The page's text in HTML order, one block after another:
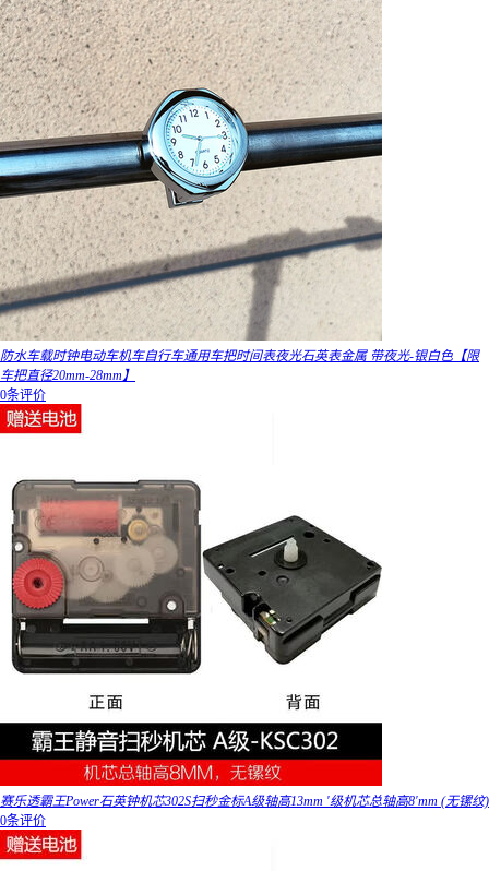
防水车载时钟电动车机车自行车通用车把时间表夜光石英表金属 带夜光-银白色【限
车把直径20mm-28mm】
0条评价
赛乐透霸王Power石英钟机芯302S扫秒金标A级轴高13mm '级机芯总轴高8'mm (无镙纹)
0条评价